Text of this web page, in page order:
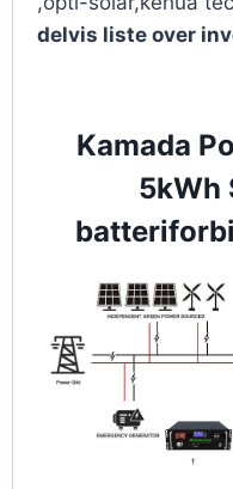
delvis liste over
Kamada
5kWh